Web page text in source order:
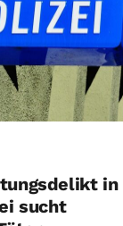
in
sucht